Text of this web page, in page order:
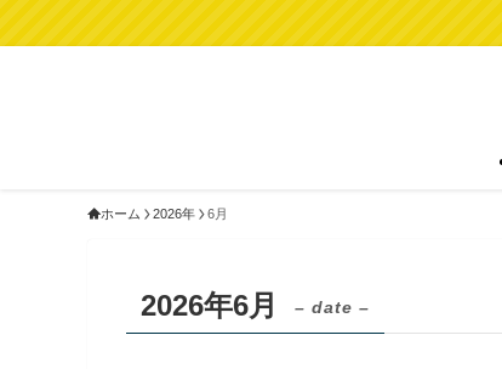
ホーム 2026年 6月
2026年6月 – date –